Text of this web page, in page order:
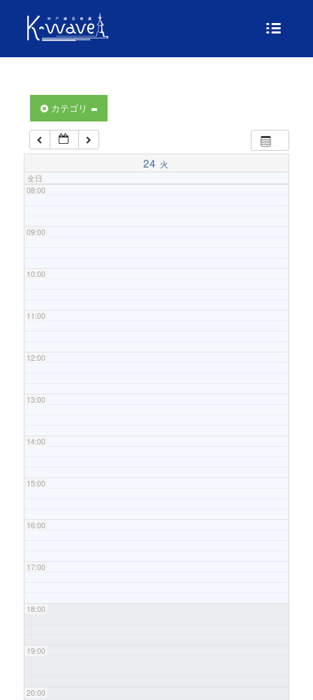
カテゴリ
24 火
全日
04:00
06:00
07:00
08:00
09:00
10:00
11:00
12:00
13:00
14:00
15:00
16:00
17:00
18:00
19:00
20:00